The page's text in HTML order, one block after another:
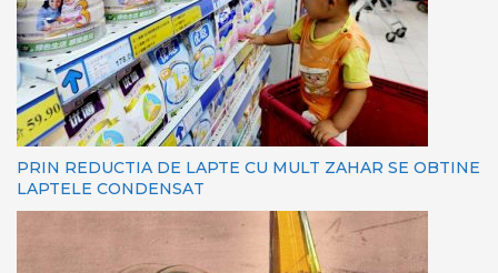
PRIN REDUCTIA DE LAPTE CU MULT ZAHAR SE OBTINE
LAPTELE CONDENSAT